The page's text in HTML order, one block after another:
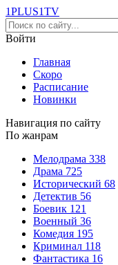
1PLUS1TV
Войти
Главная
Скоро
Расписание
Новинки
Навигация по сайту
По жанрам
Мелодрама 338
Драма 725
Исторический 68
Детектив 56
Боевик 121
Военный 36
Комедия 195
Криминал 118
Фантастика 16